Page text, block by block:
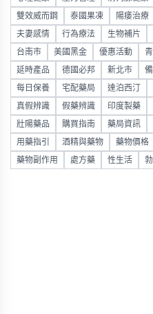
雙效威而鋼 泰國果凍 陽痿治療
夫妻感情 行為療法 生物補片
台南市 美國黑金 優惠活動
延時產品 德國必邦 新北市
每日保養 宅配藥局 達泊西汀
真假辨識 假藥辨識 印度製藥
壯陽藥品 購買指南 藥局資訊
用藥指引 酒精與藥物 藥物價格
藥物副作用 處方藥 性生活